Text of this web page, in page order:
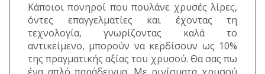
Κάποιοι πονηροί που πουλάνε χρυσές λίρες,
όντες επαγγελματίες και έχοντας τη
τεχνολογία, γνωρίζοντας καλά το
αντικείμενο, μπορούν να κερδίσουν ως 10%
της πραγματικής αξίας του χρυσού. Θα σας πω